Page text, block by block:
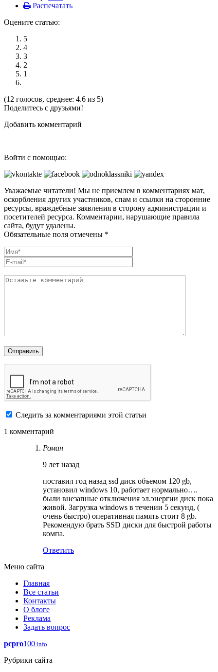
Распечатать
Оцените статью:
5
4
3
2
1
(12 голосов, среднее: 4.6 из 5)
Поделитесь с друзьями!
Добавить комментарий
Войти с помощью:
Уважаемые читатели! Мы не приемлем в комментариях мат,
оскорбления других участников, спам и ссылки на сторонние
ресурсы, враждебные заявления в сторону администрации и
посетителей ресурса. Комментарии, нарушающие правила
сайта, будут удалены.
Обязательные поля отмечены *
Следить за комментариями этой статьи
1 комментарий
Роман
9 лет назад
поставил год назад ssd диск объемом 120 gb,
установил windows 10, работает нормально….
были внезапные отключения эл.энергии диск пока
живой. Загрузка windows в течении 5 секунд, (
очень быстро) оперативная память стоит 8 gb.
Рекомендую брать SSD диски для быстрой работы
компа.
Ответить
Меню сайта
Главная
Все статьи
Контакты
О блоге
Реклама
Задать вопрос
pcpro100.info
Рубрики сайта